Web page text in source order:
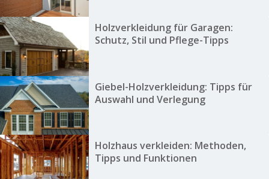
Holzverkleidung für Garagen:
Schutz, Stil und Pflege-Tipps
Giebel-Holzverkleidung: Tipps für
Auswahl und Verlegung
Holzhaus verkleiden: Methoden,
Tipps und Funktionen